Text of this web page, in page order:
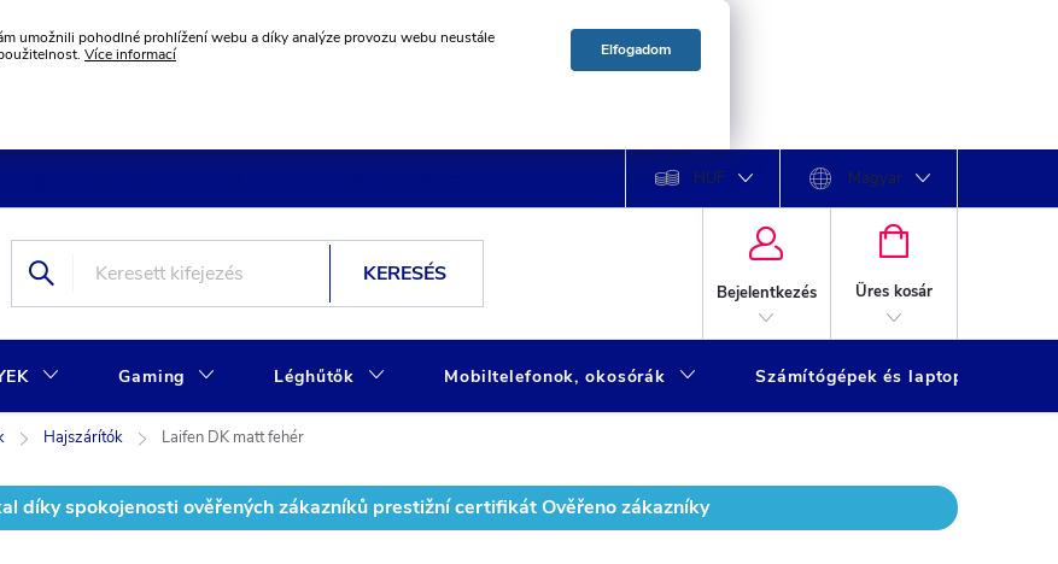
umožnili pohodlné prohlížení webu a díky analýze provozu webu neustále
Více informací Elfogadom
HUF Magyar
KERESÉS
Bejelentkezés
KOSÁR
Üres kosár
Gaming Léghűtők Mobiltelefonok, okosórák Számítógépek és laptopok
Hajszárítók Laifen DK matt fehér
díky spokojenosti ověřených zákazníků prestižní certifikát Ověřeno zákazníky